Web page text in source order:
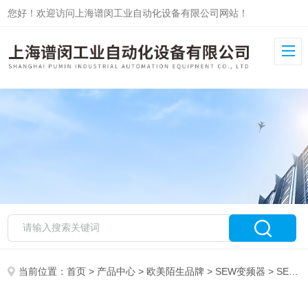
您好！欢迎访问上海谱闵工业自动化设备有限公司网站！
当前位置：首页 > 产品中心 > 欧美陌生品牌 > SEW变频器 > SEW变频减速机BPGH28-750现货